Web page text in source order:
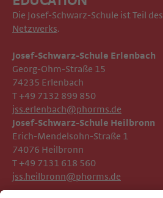
Die Josef-Schwarz-Schule ist Teil des
Netzwerks.
Josef-Schwarz-Schule Erlenbach
Georg-Ohm-Straße 15
74235 Erlenbach
T +49 7132 899 850
jss.erlenbach@phorms.de
Josef-Schwarz-Schule Heilbronn
Erich-Mendelsohn-Straße 1
74076 Heilbronn
T +49 7131 618 560
jss.heilbronn@phorms.de